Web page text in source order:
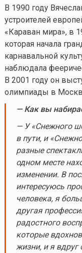
В 1990 году
устроителей
«Караван мира», в
которая начала
карнавальной
наблюдала
В 2001 году он
олимпиады в
— Как вы
— У «Снежного
в пути, и
разные
одном месте
изменении. В
интересуюсь
человека, я
другая
радостного
которые
жизни, и я